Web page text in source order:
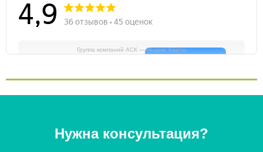
Группа компаний АСК — Яндекс Карты
Нужна консультация?